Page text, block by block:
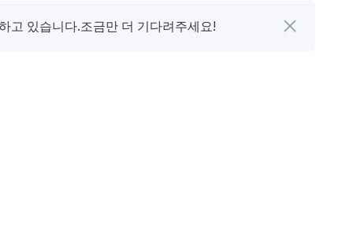
고 있습니다.조금만 더 기다려주세요!